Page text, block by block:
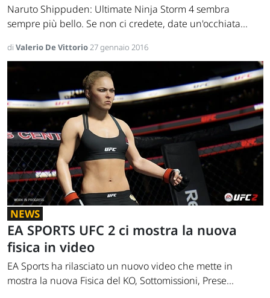
Naruto Shippuden: Ultimate Ninja Storm 4 sembra
sempre più bello. Se non ci credete, date un'occhiata...
di Valerio De Vittorio27 gennaio 2016
NEWS
EA SPORTS UFC 2 ci mostra la nuova
fisica in video
EA Sports ha rilasciato un nuovo video che mette in
mostra la nuova Fisica del KO, Sottomissioni, Prese...